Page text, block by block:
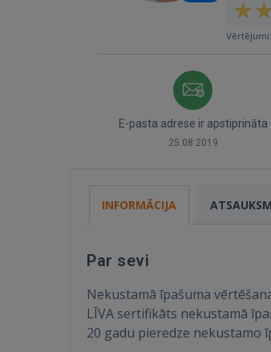
E-pasta adrese ir apstiprināta
25.08.2019
INFORMĀCIJA
Par sevi
Nekustamā īpašuma
LĪVA sertifikāts nekustamā
20 gadu pieredze nekustamo